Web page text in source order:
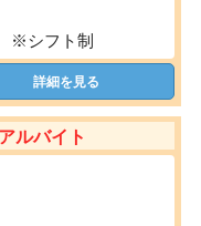
※シフト制
詳細を見る
ルバイト